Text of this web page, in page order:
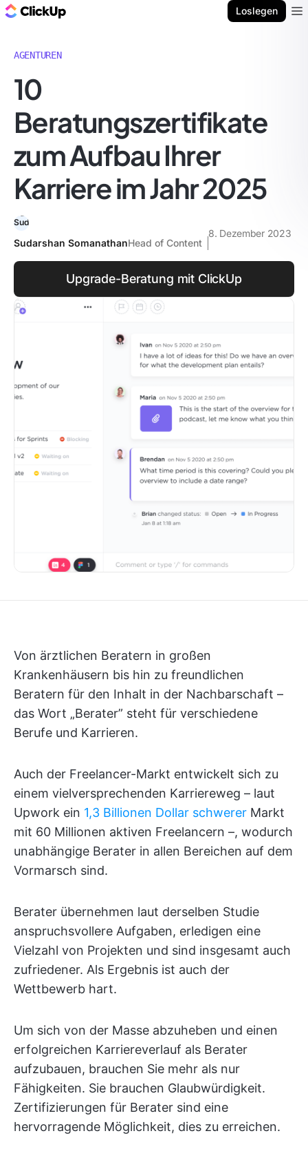
Loslegen
AGENTUREN
10
Beratungszertifikate
zum Aufbau Ihrer
Karriere im Jahr 2025
Sudarshan SomanathanHead of Content
8. Dezember 2023
Upgrade-Beratung mit ClickUp
Von ärztlichen Beratern in großen
Krankenhäusern bis hin zu freundlichen
Beratern für den Inhalt in der Nachbarschaft –
das Wort „Berater” steht für verschiedene
Berufe und Karrieren.
Auch der Freelancer-Markt entwickelt sich zu
einem vielversprechenden Karriereweg – laut
Upwork ein 1,3 Billionen Dollar schwerer Markt
mit 60 Millionen aktiven Freelancern –, wodurch
unabhängige Berater in allen Bereichen auf dem
Vormarsch sind.
Berater übernehmen laut derselben Studie
anspruchsvollere Aufgaben, erledigen eine
Vielzahl von Projekten und sind insgesamt auch
zufriedener. Als Ergebnis ist auch der
Wettbewerb hart.
Um sich von der Masse abzuheben und einen
erfolgreichen Karriereverlauf als Berater
aufzubauen, brauchen Sie mehr als nur
Fähigkeiten. Sie brauchen Glaubwürdigkeit.
Zertifizierungen für Berater sind eine
hervorragende Möglichkeit, dies zu erreichen.